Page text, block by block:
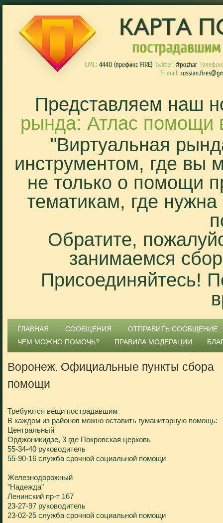
Представляем наш
рында: Атлас помощи
"Виртуальная
инструментом, где вы
не только о помощи
тематикам, где
Обратите,
занимаемся
Присоединяйтесь!
ГЛАВНАЯ СООБЩЕНИЯ
ОТПРАВИТЬ СООБЩЕНИЕ
ЧЕМ МОЖНО ПОМОЧЬ?
ПРАВИЛА МОДЕРАЦИИ
Воронеж. Официальные пункты сбора
помощи
Требуются вещи пострадавшим
В каждом из районов можно оставить гуманитарную помощь:
Центральный
Орджоникидзе, 3 где Покровская церковь
55-34-40 руководитель
55-90-16 служба срочной социальной помощи
Железнодорожный
"Надежда"
Ленинский пр-т 167
23-27-97 руководитель
23-02-25 служба срочной социальной помощи